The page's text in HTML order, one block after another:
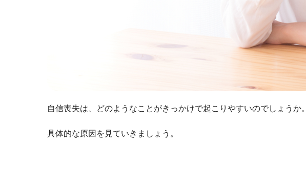
自信喪失は、どのようなことがきっかけで起こりやすいのでしょうか。
具体的な原因を見ていきましょう。